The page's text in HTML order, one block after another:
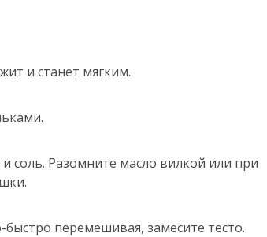
и станет мягким.
соль. Разомните масло вилкой или при
перемешивая, замесите тесто.